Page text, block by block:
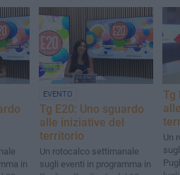
in
EVENTO
Tg E20: Uno sguardo
alle iniziative del
territorio
Un rotocalco settimanale
sugli eventi in programma in
Tg
Un